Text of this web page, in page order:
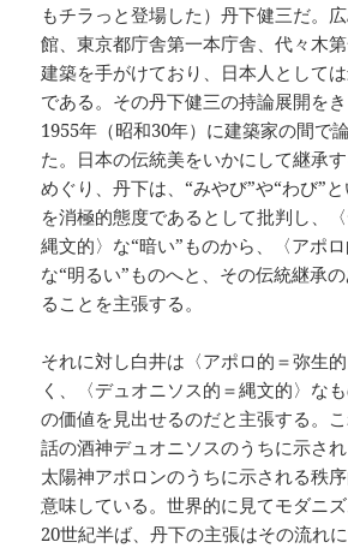
もチラっと登場した）丹下健三だ。
館、東京都庁舎第一本庁舎、代々木
建築を手がけており、日本人として
である。その丹下健三の持論展開をき
1955年（昭和30年）に建築家の間で
た。日本の伝統美をいかにして継承
めぐり、丹下は、“みやび”や“わび”
を消極的態度であるとして批判し、
縄文的〉な“暗い”ものから、〈アポロ
な“明るい”ものへと、その伝統継承
ることを主張する。
それに対し白井は〈アポロ的＝弥生
く、〈デュオニソス的＝縄文的〉な
の価値を見出せるのだと主張する。
話の酒神デュオニソスのうちに示され
太陽神アポロンのうちに示される秩
意味している。世界的に見てモダニ
20世紀半ば、丹下の主張はその流れ